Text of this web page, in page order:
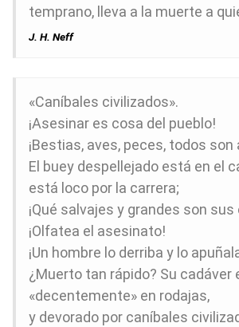
temprano, lleva a la muerte a
J. H. Neff
«Caníbales civilizados».
¡Asesinar es cosa del pueblo!
¡Bestias, aves, peces, todos
El buey despellejado está en el
está loco por la carrera;
¡Qué salvajes y grandes son sus
¡Olfatea el asesinato!
¡Un hombre lo derriba y lo
¿Muerto tan rápido? Su cadáver
«decentemente» en rodajas,
y devorado por caníbales